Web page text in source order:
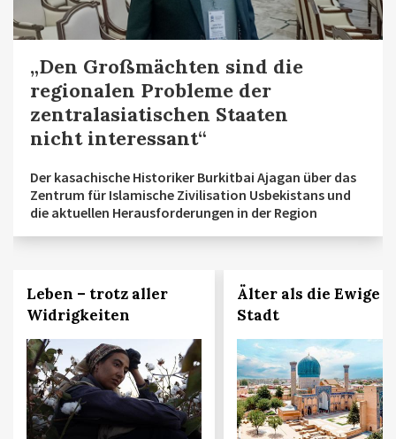
„Den Großmächten sind die
regionalen Probleme der
zentralasiatischen Staaten
nicht interessant“
Der kasachische Historiker Burkitbai Ajagan über das
Zentrum für Islamische Zivilisation Usbekistans und
die aktuellen Herausforderungen in der Region
Leben – trotz aller
Widrigkeiten
Älter als die Ewige
Stadt